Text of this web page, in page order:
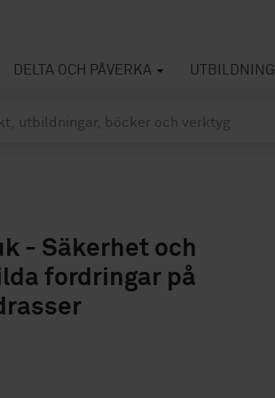
DELTA OCH PÅVERKA UTBILDNING
- Säkerhet och
fordringar på